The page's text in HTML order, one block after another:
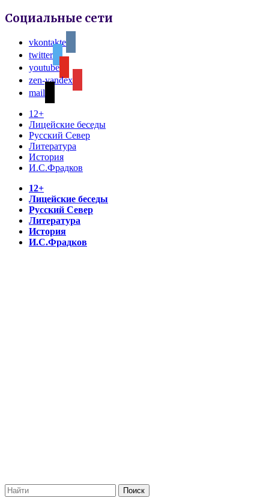
Социальные сети
vkontakte
twitter
youtube
zen-yandex
mail
12+
Лицейские беседы
Русский Север
Литература
История
И.С.Фрадков
12+
Лицейские беседы
Русский Север
Литература
История
И.С.Фрадков